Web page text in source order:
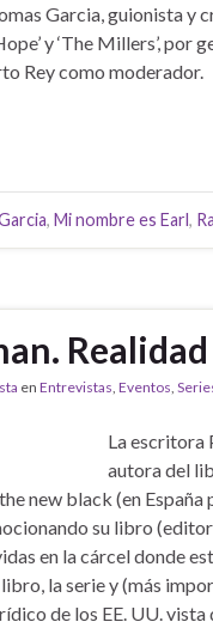
Garcia, guionista y
y ‘The Millers’, por
Rey como moderador.
, Mi nombre es Earl,
en Entrevistas Eventos
La escritora
autora del
new black (en España
su libro
en la cárcel donde
la serie y (más
de los EE. UU. vista